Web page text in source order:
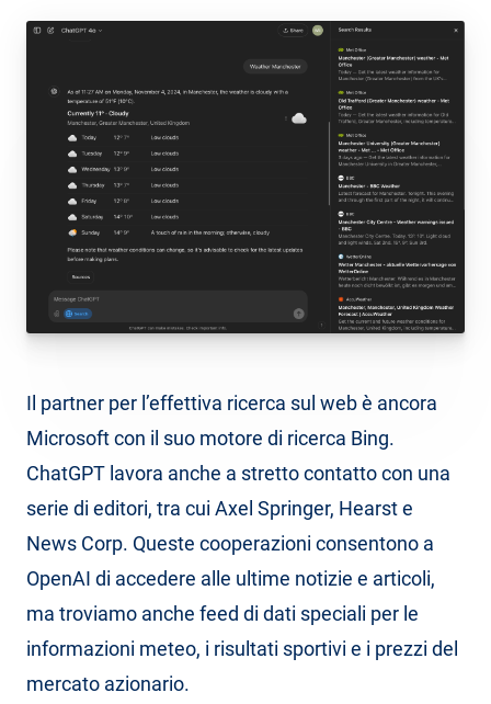
Il partner per l’effettiva ricerca sul web è ancora
Microsoft con il suo motore di ricerca Bing.
ChatGPT lavora anche a stretto contatto con una
serie di editori, tra cui Axel Springer, Hearst e
News Corp. Queste cooperazioni consentono a
OpenAI di accedere alle ultime notizie e articoli,
ma troviamo anche feed di dati speciali per le
informazioni meteo, i risultati sportivi e i prezzi del
mercato azionario.